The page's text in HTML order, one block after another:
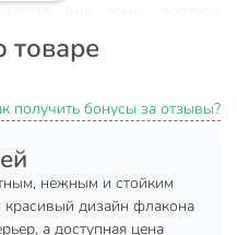
40 мл
Турция
получить бонусы за отзывы?
нежным и стойким
дизайн флакона
а доступная цена